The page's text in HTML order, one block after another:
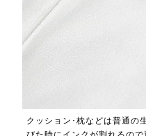
クッション･枕などは普通の